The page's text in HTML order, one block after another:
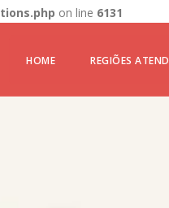
on line 6131
HOME REGIÕES